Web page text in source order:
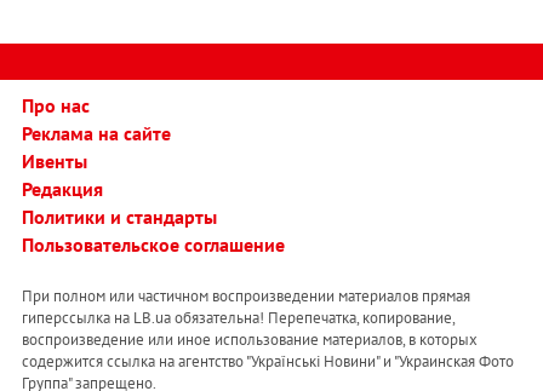
Про нас
Реклама на сайте
Ивенты
Редакция
Политики и стандарты
Пользовательское соглашение
При полном или частичном воспроизведении материалов прямая
гиперссылка на LB.ua обязательна! Перепечатка, копирование,
воспроизведение или иное использование материалов, в которых
содержится ссылка на агентство "Українськi Новини" и "Украинская Фото
Группа" запрещено.